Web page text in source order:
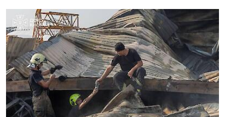
товаров и роста цен в Украине
Николай Потика